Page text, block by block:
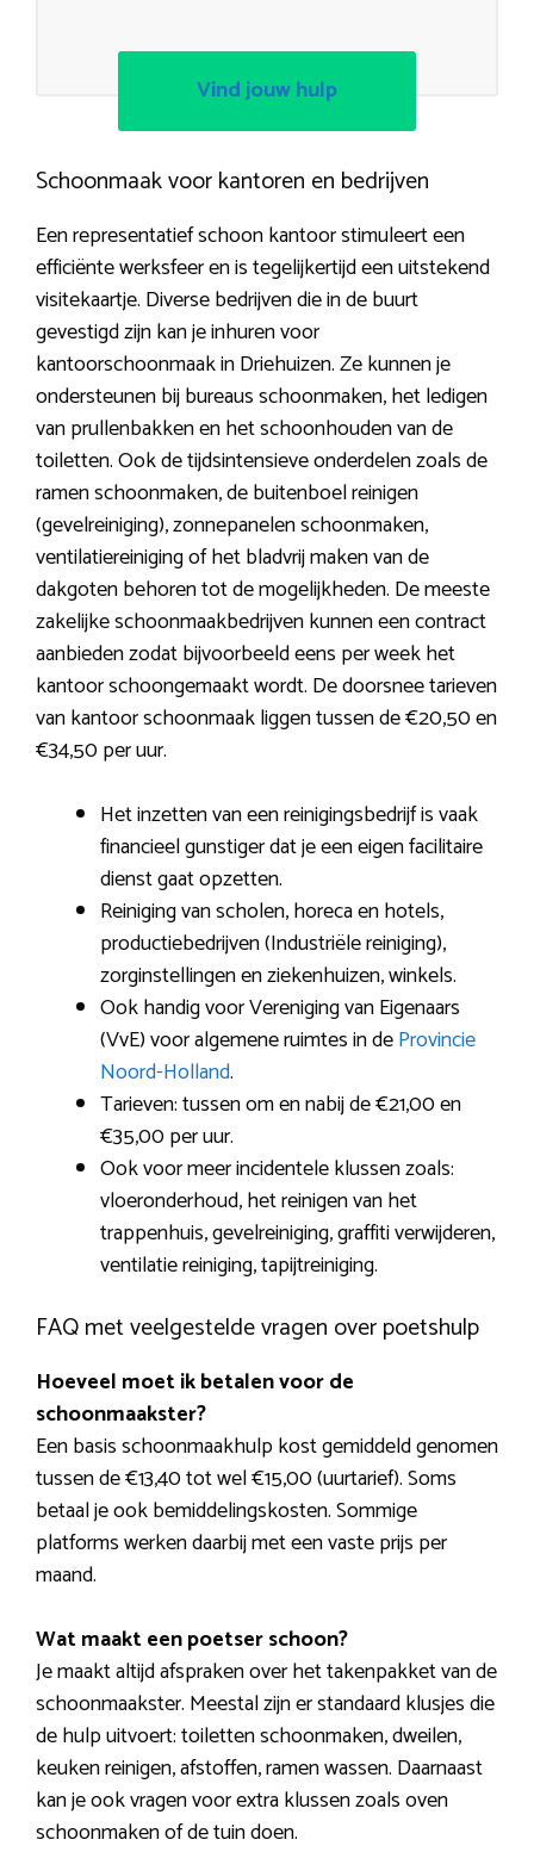
Vind jouw hulp
Schoonmaak voor kantoren en bedrijven
Een representatief schoon kantoor stimuleert een
efficiënte werksfeer en is tegelijkertijd een uitstekend
visitekaartje. Diverse bedrijven die in de buurt
gevestigd zijn kan je inhuren voor
kantoorschoonmaak in Driehuizen. Ze kunnen je
ondersteunen bij bureaus schoonmaken, het ledigen
van prullenbakken en het schoonhouden van de
toiletten. Ook de tijdsintensieve onderdelen zoals de
ramen schoonmaken, de buitenboel reinigen
(gevelreiniging), zonnepanelen schoonmaken,
ventilatiereiniging of het bladvrij maken van de
dakgoten behoren tot de mogelijkheden. De meeste
zakelijke schoonmaakbedrijven kunnen een contract
aanbieden zodat bijvoorbeeld eens per week het
kantoor schoongemaakt wordt. De doorsnee tarieven
van kantoor schoonmaak liggen tussen de €20,50 en
€34,50 per uur.
Het inzetten van een reinigingsbedrijf is vaak
financieel gunstiger dat je een eigen facilitaire
dienst gaat opzetten.
Reiniging van scholen, horeca en hotels,
productiebedrijven (Industriële reiniging),
zorginstellingen en ziekenhuizen, winkels.
Ook handig voor Vereniging van Eigenaars
(VvE) voor algemene ruimtes in deProvincie
Noord-Holland.
Tarieven: tussen om en nabij de €21,00 en
€35,00 per uur.
Ook voor meer incidentele klussen zoals:
vloeronderhoud, het reinigen van het
trappenhuis, gevelreiniging, graffiti verwijderen,
ventilatie reiniging, tapijtreiniging.
FAQ met veelgestelde vragen over poetshulp
Hoeveel moet ik betalen voor de
schoonmaakster?
Een basis schoonmaakhulp kost gemiddeld genomen
tussen de €13,40 tot wel €15,00 (uurtarief). Soms
betaal je ook bemiddelingskosten. Sommige
platforms werken daarbij met een vaste prijs per
maand.
Wat maakt een poetser schoon?
Je maakt altijd afspraken over het takenpakket van de
schoonmaakster. Meestal zijn er standaard klusjes die
de hulp uitvoert: toiletten schoonmaken, dweilen,
keuken reinigen, afstoffen, ramen wassen. Daarnaast
kan je ook vragen voor extra klussen zoals oven
schoonmaken of de tuin doen.